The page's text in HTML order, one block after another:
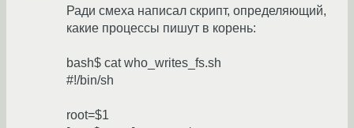
Ради смеха написал скрипт, определяющий,
какие процессы пишут в корень:
bash$ cat who_writes_fs.sh
#!/bin/sh
root=$1